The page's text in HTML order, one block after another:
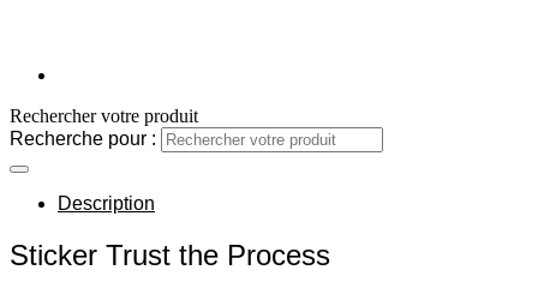
Rechercher votre produit
Recherche pour :
Description
Sticker Trust the Process